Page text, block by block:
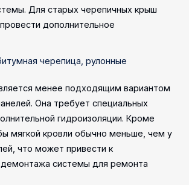
Для старых черепичных крыш
дополнительное
черепица, рулонные
менее подходящим вариантом
Она требует специальных
гидроизоляции. Кроме
мягкой кровли обычно меньше, чем у
что может привести к
системы для ремонта